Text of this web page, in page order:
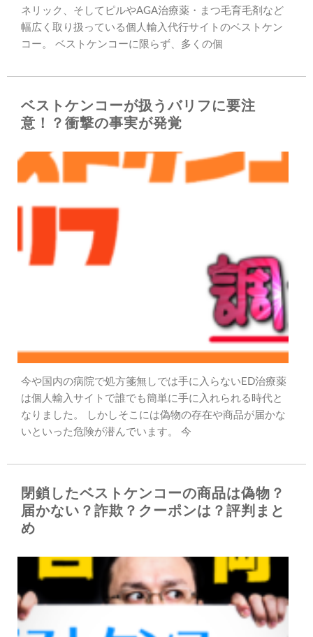
ネリック、そしてピルやAGA治療薬・まつ毛育毛剤など
幅広く取り扱っている個人輸入代行サイトのベストケン
コー。 ベストケンコーに限らず、多くの個
ベストケンコーが扱うバリフに要注
意！？衝撃の事実が発覚
今や国内の病院で処方箋無しでは手に入らないED治療薬
は個人輸入サイトで誰でも簡単に手に入れられる時代と
なりました。 しかしそこには偽物の存在や商品が届かな
いといった危険が潜んでいます。 今
閉鎖したベストケンコーの商品は偽物？
届かない？詐欺？クーポンは？評判まと
め